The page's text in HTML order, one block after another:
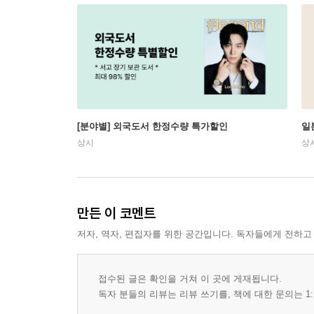
[분야별] 외국도서 한정수량 특가할인
상시
일
상
만든 이 코멘트
저자, 역자, 편집자를 위한 공간입니다. 독자들에게 전하
접수된 글은 확인을 거쳐 이 곳에 게재됩니다.
독자 분들의 리뷰는 리뷰 쓰기를, 책에 대한 문의는